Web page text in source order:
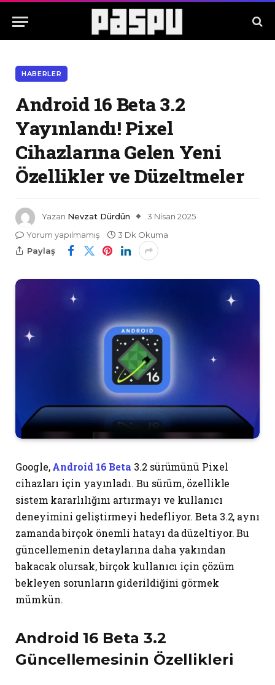
HABERLER
Android 16 Beta 3.2
Yayınlandı! Pixel
Cihazlarına Gelen Yeni
Özellikler ve Düzeltmeler
Yazan Nevzat Dürdün
3 Nisan 2025
Yorum yapılmamış
3 Dk Okuma
Paylaş
Google,Android 16 Beta 3.2 sürümünü Pixel
cihazları için yayınladı. Bu sürüm, özellikle
sistem kararlılığını artırmayı ve kullanıcı
deneyimini geliştirmeyi hedefliyor. Beta 3.2, aynı
zamanda birçok önemli hatayı da düzeltiyor. Bu
güncellemenin detaylarına daha yakından
bakacak olursak, birçok kullanıcı için çözüm
bekleyen sorunların giderildiğini görmek
mümkün.
Android 16 Beta 3.2
Güncellemesinin Özellikleri